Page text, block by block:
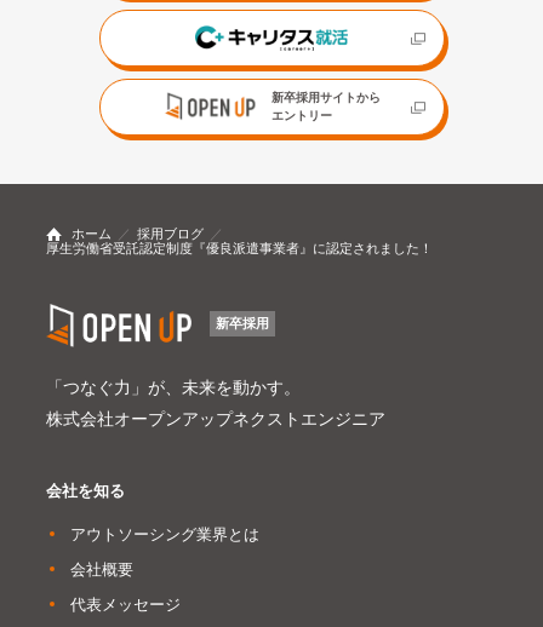
新卒採用サイトから
エントリー
ホーム
採用ブログ
厚生労働省受託認定制度『優良派遣事業者』に認定されました！
会社を知る
アウトソーシング業界とは
会社概要
代表メッセージ
新卒採用
「つなぐ力」が、未来を動かす。
株式会社オープンアップネクストエンジニア